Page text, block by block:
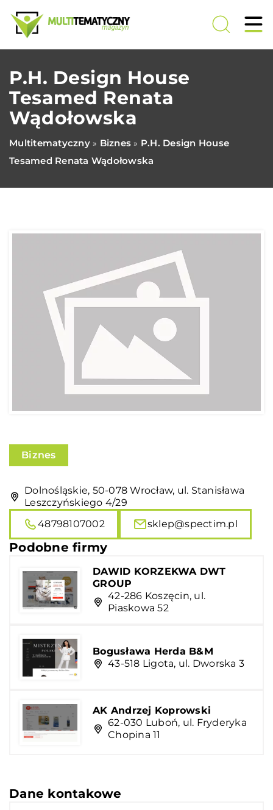
P.H. Design House
Tesamed Renata
Wądołowska
Multitematyczny» Biznes » P.H. Design House
Tesamed Renata Wądołowska
Biznes
Dolnośląskie, 50-078 Wrocław, ul. Stanisława
Leszczyńskiego 4/29
48798107002
sklep@spectim.pl
Podobne firmy
DAWID KORZEKWA DWT
GROUP
42-286 Koszęcin, ul.
Piaskowa 52
Bogusława Herda B&M
43-518 Ligota, ul. Dworska 3
AK Andrzej Koprowski
62-030 Luboń, ul. Fryderyka
Chopina 11
Dane kontakowe